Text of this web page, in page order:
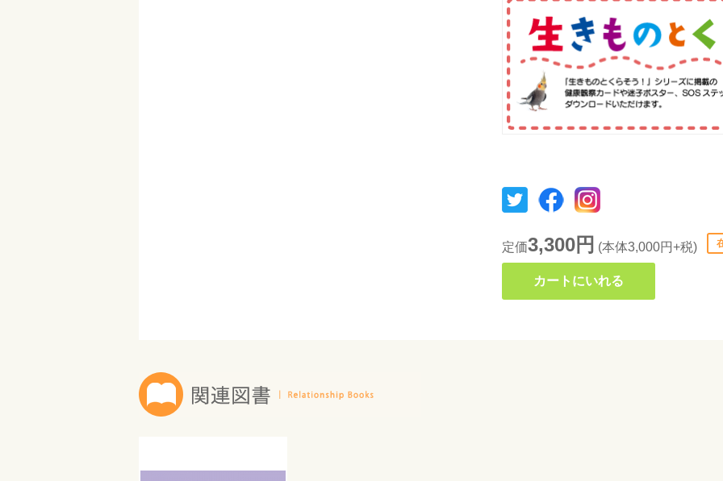
定価3,300円 (本体3,000円+税)
カートにいれる